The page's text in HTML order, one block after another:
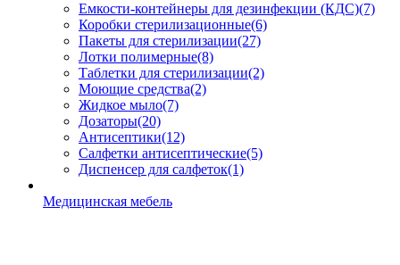
Емкости-контейнеры для дезинфекции (КДС)(7)
Коробки стерилизационные(6)
Пакеты для стерилизации(27)
Лотки полимерные(8)
Таблетки для стерилизации(2)
Моющие средства(2)
Жидкое мыло(7)
Дозаторы(20)
Антисептики(12)
Салфетки антисептические(5)
Диспенсер для салфеток(1)
Медицинская мебель